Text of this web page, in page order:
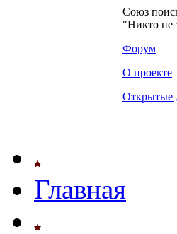
Союз
"Никто не
Форум
О проекте
Открытые
Главная